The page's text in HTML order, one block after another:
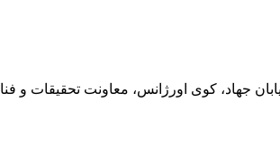
جهاد، کوی اورژانس، معاونت تحقیقات و